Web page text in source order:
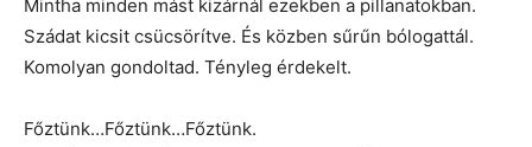
Mintha minden mást kizárnál ezekben a pillanatokban.
Szádat kicsit csücsörítve. És közben sűrűn bólogattál.
Komolyan gondoltad. Tényleg érdekelt.
Főztünk…Főztünk…Főztünk.